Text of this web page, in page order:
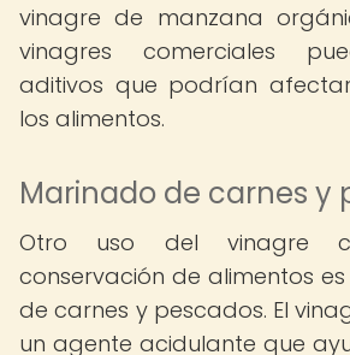
vinagre de manzana
vinagres comerciales
aditivos que podrían
los alimentos.
Marinado de carnes y
Otro uso del vinagre
conservación de alimentos
de carnes y pescados. El
un agente acidulante que